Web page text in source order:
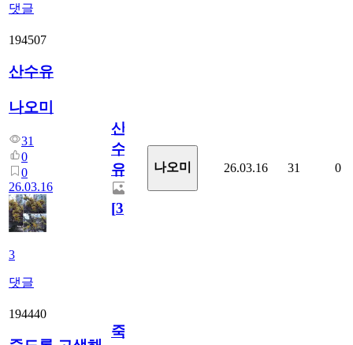
댓글
194507
산수유
나오미
31
0
0
26.03.16
3
댓글
산
수
유
[3]
나오미 26.03.16 31 0
194440
죽